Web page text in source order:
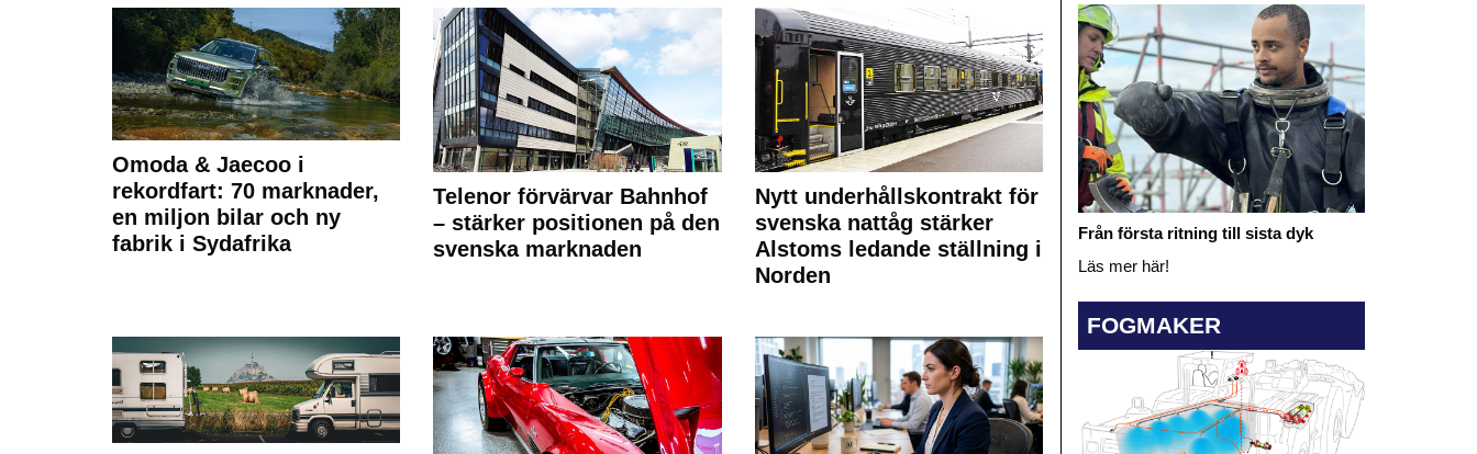
Omoda & Jaecoo i
rekordfart: 70 marknader,
en miljon bilar och ny
fabrik i Sydafrika
Telenor förvärvar Bahnhof
– stärker positionen på den
svenska marknaden
Nytt underhållskontrakt för
svenska nattåg stärker
Alstoms ledande ställning i
Norden
Från första ritning till sista dyk
Läs mer här!
FOGMAKER